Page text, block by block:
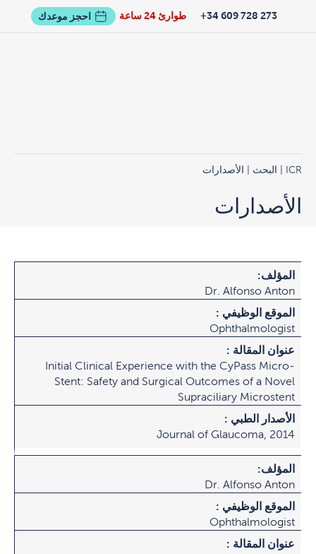
طوارئ 24 ساعة 273 728 609 34+ احجز موعدك
ICR البحث | الأصدارات
الأصدارات
المؤلف:
Dr. Alfonso Anton
الموقع الوظيفي :
Ophthalmologist
عنوان المقالة :
Initial Clinical Experience with the CyPass Micro-
Stent: Safety and Surgical Outcomes of a Novel
Supraciliary Microstent
الأصدار الطبي :
Journal of Glaucoma, 2014
المؤلف:
Dr. Alfonso Anton
الموقع الوظيفي :
Ophthalmologist
عنوان المقالة :